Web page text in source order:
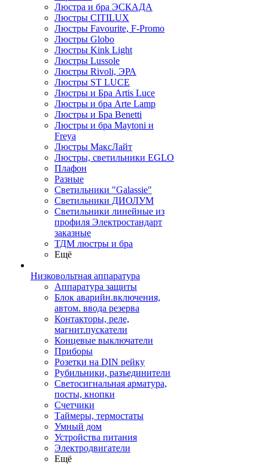
Люстра и бра ЭСКАДА
Люстры CITILUX
Люстры Favourite, F-Promo
Люстры Globo
Люстры Kink Light
Люстры Lussole
Люстры Rivoli, ЭРА
Люстры ST LUCE
Люстры и Бра Artis Luce
Люстры и бра Arte Lamp
Люстры и Бра Benetti
Люстры и бра Maytoni и
Freya
Люстры МаксЛайт
Люстры, светильники EGLO
Плафон
Разные
Светильники "Galassie"
Светильники ДИОЛУМ
Светильники линейные из
профиля Электростандарт
заказные
ТДМ люстры и бра
Ещё
Низковольтная аппаратура
Аппаратура защиты
Блок аварийн.включения,
автом. ввода резерва
Контакторы, реле,
магнит.пускатели
Концевые выключатели
Приборы
Розетки на DIN рейку
Рубильники, разъединители
Светосигнальная арматура,
посты, кнопки
Счетчики
Таймеры, термостаты
Умный дом
Устройства питания
Электродвигатели
Ещё